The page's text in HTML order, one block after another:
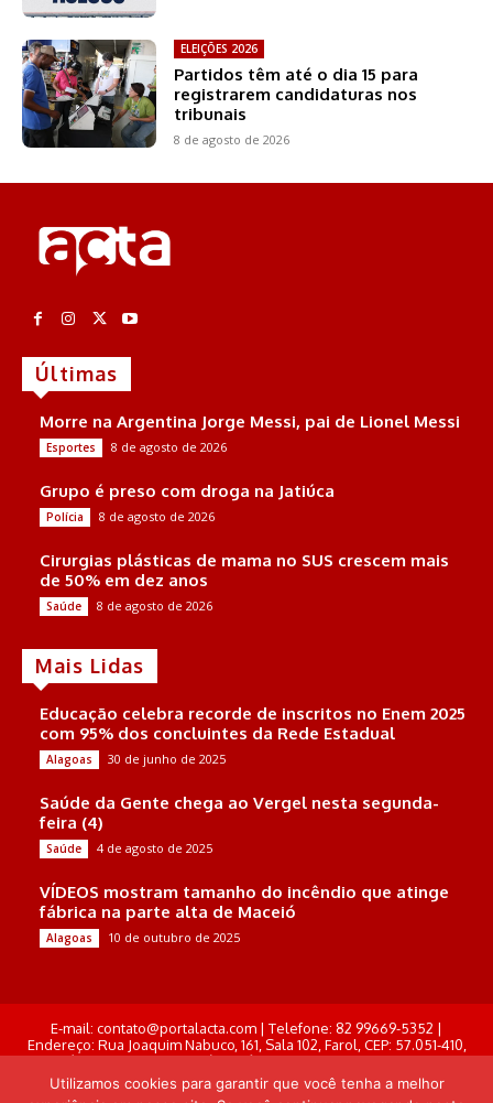
ELEIÇÕES 2026
Partidos têm até o dia 15 para
registrarem candidaturas nos
tribunais
8 de agosto de 2026
Últimas
Morre na Argentina Jorge Messi, pai de Lionel Messi
Esportes 8 de agosto de 2026
Grupo é preso com droga na Jatiúca
Polícia 8 de agosto de 2026
Cirurgias plásticas de mama no SUS crescem mais
de 50% em dez anos
Saúde 8 de agosto de 2026
Mais Lidas
Educação celebra recorde de inscritos no Enem 2025
com 95% dos concluintes da Rede Estadual
Alagoas 30 de junho de 2025
Saúde da Gente chega ao Vergel nesta segunda-
feira (4)
Saúde 4 de agosto de 2025
VÍDEOS mostram tamanho do incêndio que atinge
fábrica na parte alta de Maceió
Alagoas 10 de outubro de 2025
E-mail: contato@portalacta.com | Telefone: 82 99669-5352 |
Endereço: Rua Joaquim Nabuco, 161, Sala 102, Farol, CEP: 57.051-410,
Maceió, Alagoas . Responsável Técnico: Derek Gustavo de Morais
Pereira
Utilizamos cookies para garantir que você tenha a melhor